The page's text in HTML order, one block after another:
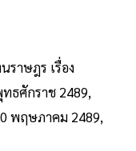
ราษฎร เรื่อง
ธศักราช 2489,
พฤษภาคม 2489,